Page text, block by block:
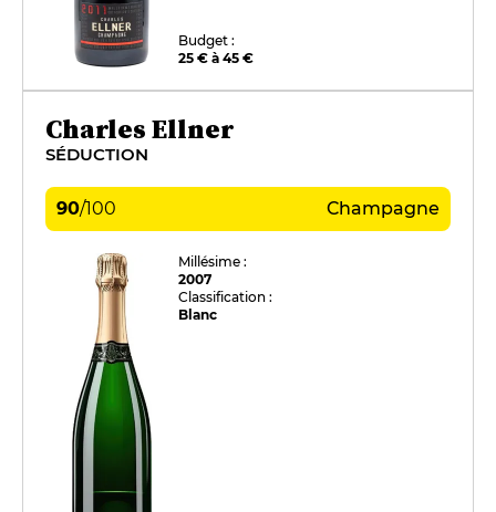
Budget :
25 € à 45 €
Charles Ellner
SÉDUCTION
90/100 Champagne
Millésime :
2007
Classification :
Blanc